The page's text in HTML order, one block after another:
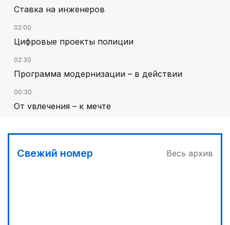
Ставка на инженеров
02:00
Цифровые проекты полиции
02:30
Программа модернизации – в действии
00:30
От увлечения – к мечте
Батухана Баймена
Свежий номер Весь архив